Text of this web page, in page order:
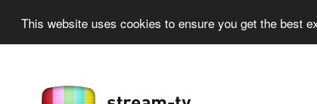
This website uses cookies to ensure you get the best